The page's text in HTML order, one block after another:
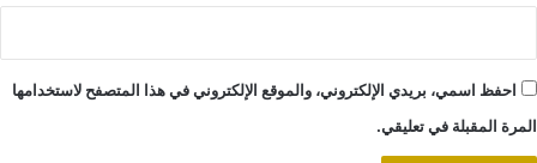
احفظ اسمي، بريدي الإلكتروني، والموقع الإلكتروني في هذا المتصفح لاستخدامها
المرة المقبلة في تعليقي.